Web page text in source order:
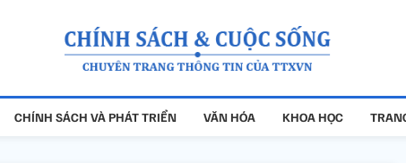
CHÍNH SÁCH VÀ PHÁT TRIỂN VĂN HÓA KHOA HỌC